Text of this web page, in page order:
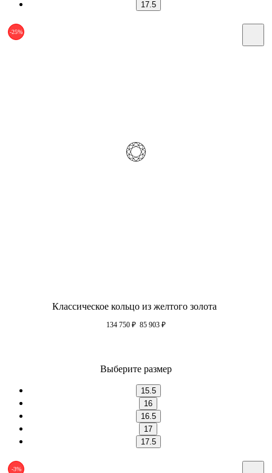
17.5
-25%
Классическое кольцо из желтого золота
134 750 ₽ 85 903 ₽
Выберите размер
15.5
16
16.5
17
17.5
-3%